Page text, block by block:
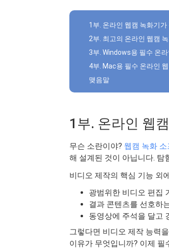
1부. 온라인 웹캠 녹화기
2부. 최고의 온라인 웹캠
3부. Windows용 필수 온
4부. Mac용 필수 온라인
맺음말
1부. 온라인 웹
무슨 소란이야? 웹캠 녹화 소
해 설계된 것이 아닙니다. 탐
비디오 제작의 핵심 기능 외
광범위한 비디오 편집
결과 콘텐츠를 선호하
동영상에 주석을 달고
그렇다면 비디오 제작 능력
이유가 무엇입니까? 이제